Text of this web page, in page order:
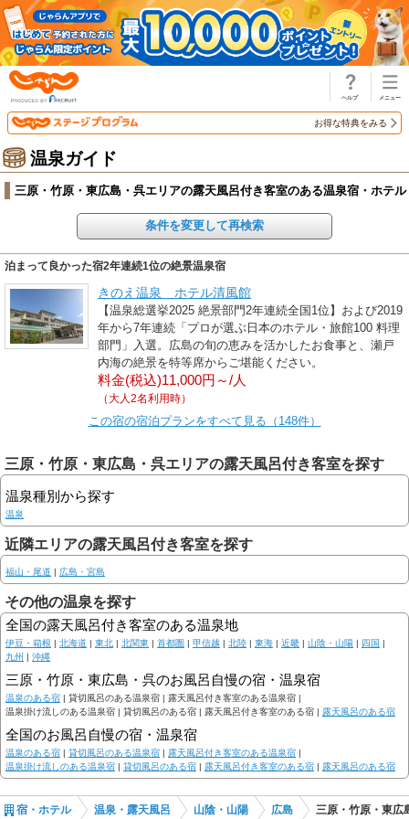
お得な特典をみる
温泉ガイド
三原・竹原・東広島・呉エリアの露天風呂付き客室のある温泉宿・ホテル
条件を変更して再検索
泊まって良かった宿2年連続1位の絶景温泉宿
きのえ温泉 ホテル清風館
【温泉総選挙2025 絶景部門2年連続全国1位】および2019
年から7年連続「プロが選ぶ日本のホテル・旅館100 料理
部門」入選。広島の旬の恵みを活かしたお食事と、瀬戸
内海の絶景を特等席からご堪能ください。
料金(税込)11,000円～/人
（大人2名利用時）
この宿の宿泊プランをすべて見る（148件）
三原・竹原・東広島・呉エリアの露天風呂付き客室を探す
温泉種別から探す
温泉
近隣エリアの露天風呂付き客室を探す
福山・尾道 | 広島・宮島
その他の温泉を探す
全国の露天風呂付き客室のある温泉地
伊豆・箱根 | 北海道 | 東北 | 北関東 | 首都圏 | 甲信越 | 北陸 | 東海 | 近畿 | 山陰・山陽 | 四国 |
九州 | 沖縄
三原・竹原・東広島・呉のお風呂自慢の宿・温泉宿
温泉のある宿 | 貸切風呂のある温泉宿 | 露天風呂付き客室のある温泉宿 |
温泉掛け流しのある温泉宿 | 貸切風呂のある宿 | 露天風呂付き客室のある宿 | 露天風呂のある宿
全国のお風呂自慢の宿・温泉宿
温泉のある宿 | 貸切風呂のある温泉宿 | 露天風呂付き客室のある温泉宿 |
温泉掛け流しのある温泉宿 | 貸切風呂のある宿 | 露天風呂付き客室のある宿 | 露天風呂のある宿
宿・ホテル 温泉・露天風呂 山陰・山陽 広島 三原・竹原・東広